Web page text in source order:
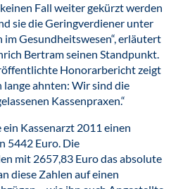
Fall weiter gekürzt werden
sie die Geringverdiener unter
Gesundheitswesen“, erläutert
Bertram seinen Standpunkt.
Honorarbericht zeigt
ahnten: Wir sind die
Kassenpraxen.“
Kassenarzt 2011 einen
5442 Euro. Die
mit 2657,83 Euro das absolute
diese Zahlen auf einen